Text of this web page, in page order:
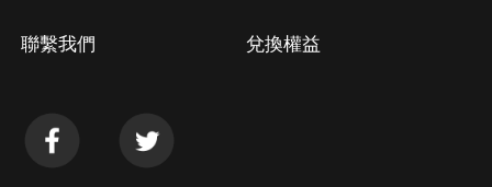
聯繫我們 兌換權益